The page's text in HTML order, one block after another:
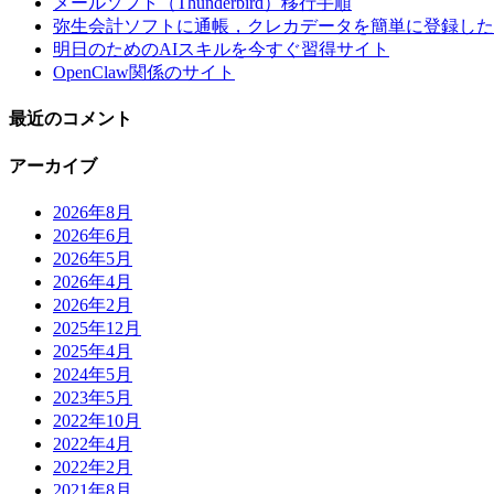
弥生会計ソフトに通帳，クレカデータを簡単に登録し
明日のためのAIスキルを今すぐ習得サイト
OpenClaw関係のサイト
最近のコメント
アーカイブ
2026年8月
2026年6月
2026年5月
2026年4月
2026年2月
2025年12月
2025年4月
2024年5月
2023年5月
2022年10月
2022年4月
2022年2月
2021年8月